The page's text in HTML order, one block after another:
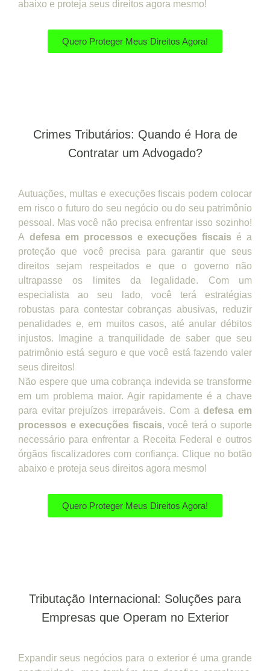
abaixo e proteja seus direitos agora mesmo!
Quero Proteger Meus Direitos Agora!
Crimes Tributários: Quando é Hora de
Contratar um Advogado?
Autuações, multas e execuções fiscais podem colocar
em risco o futuro do seu negócio ou do seu patrimônio
pessoal. Mas você não precisa enfrentar isso sozinho!
A defesa em processos e execuções fiscais é a
proteção que você precisa para garantir que seus
direitos sejam respeitados e que o governo não
ultrapasse os limites da legalidade. Com um
especialista ao seu lado, você terá estratégias
robustas para contestar cobranças abusivas, reduzir
penalidades e, em muitos casos, até anular débitos
injustos. Imagine a tranquilidade de saber que seu
patrimônio está seguro e que você está fazendo valer
seus direitos!
Não espere que uma cobrança indevida se transforme
em um problema maior. Agir rapidamente é a chave
para evitar prejuízos irreparáveis. Com adefesa em
processos e execuções fiscais, você terá o suporte
necessário para enfrentar a Receita Federal e outros
órgãos fiscalizadores com confiança. Clique no botão
abaixo e proteja seus direitos agora mesmo!
Quero Proteger Meus Direitos Agora!
Tributação Internacional: Soluções para
Empresas que Operam no Exterior
Expandir seus negócios para o exterior é uma grande